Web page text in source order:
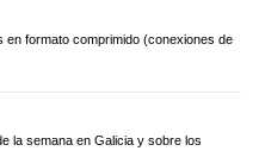
en formato comprimido (conexiones de
la semana en Galicia y sobre los